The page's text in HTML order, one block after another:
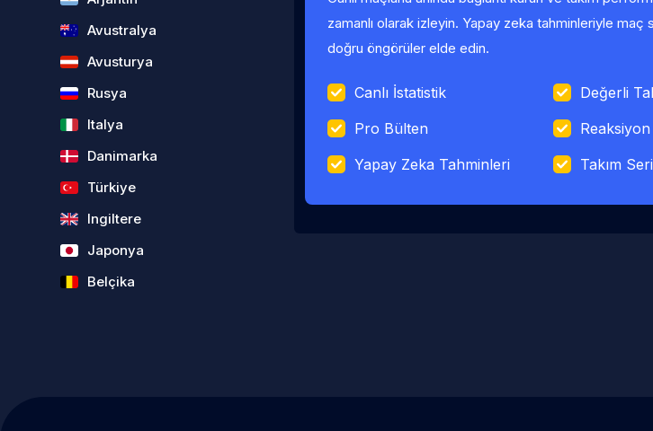
Avustralya
Avusturya
Rusya
Italya
Danimarka
Türkiye
Ingiltere
Japonya
Belçika
zamanlı olarak izleyin. Yapay zeka tahminleriyle maç
doğru öngörüler elde edin.
Canlı İstatistik
Değerli
Pro Bülten
Yapay Zeka Tahminleri
Takım